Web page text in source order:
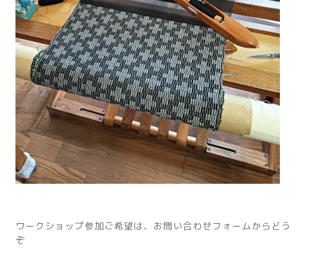
ワークショップ参加ご希望は、お問い合わせフォームからどう
ぞ